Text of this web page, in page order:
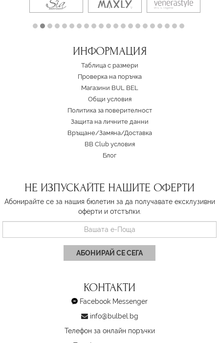
ИНФОРМАЦИЯ
Таблица с размери
Проверка на поръчка
Магазини BUL BEL
Oбщи условия
Политика за поверителност
Защита на личните данни
Връщане/Замяна/Доставка
BB Club условия
Блог
НЕ ИЗПУСКАЙТЕ НАШИТЕ ОФЕРТИ
Абонирайте се за нашия бюлетин за да получавате ексклузивни
оферти и отстъпки.
АБОНИРАЙ СЕ СЕГА
КОНТАКТИ
Facebook Messenger
info@bulbel.bg
Телефон за онлайн поръчки